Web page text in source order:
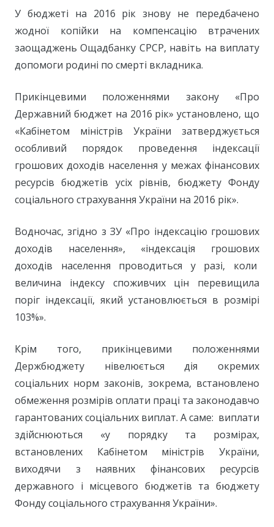
У бюджеті на 2016 рік знову не передбачено
жодної копійки на компенсацію втрачених
заощаджень Ощадбанку СРСР, навіть на виплату
допомоги родині по смерті вкладника.
Прикінцевими положеннями закону «Про
Державний бюджет на 2016 рік» установлено, що
«Кабінетом міністрів України затверджується
особливий порядок проведення індексації
грошових доходів населення у межах фінансових
ресурсів бюджетів усіх рівнів, бюджету Фонду
соціального страхування України на 2016 рік».
Водночас, згідно з ЗУ «Про індексацію грошових
доходів населення», «індексація грошових
доходів населення проводиться у разі, коли
величина індексу споживчих цін перевищила
поріг індексації, який установлюється в розмірі
103%».
Крім того, прикінцевими положеннями
Держбюджету нівелюється дія окремих
соціальних норм законів, зокрема, встановлено
обмеження розмірів оплати праці та законодавчо
гарантованих соціальних виплат. А саме: виплати
здійснюються «у порядку та розмірах,
встановлених Кабінетом міністрів України,
виходячи з наявних фінансових ресурсів
державного і місцевого бюджетів та бюджету
Фонду соціального страхування України».